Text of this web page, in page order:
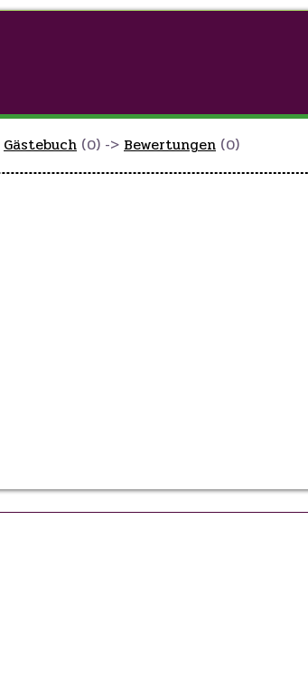
Gästebuch (0) -> Bewertungen (0)